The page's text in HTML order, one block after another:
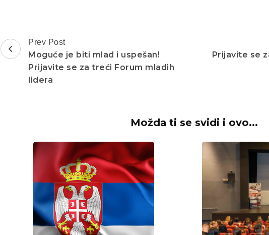
Post
Navigation
Prev Post
Moguće je biti mlad i uspešan!
Prijavite se za treći Forum mladih
lidera
Prijavite se
Možda ti se svidi i ovo...